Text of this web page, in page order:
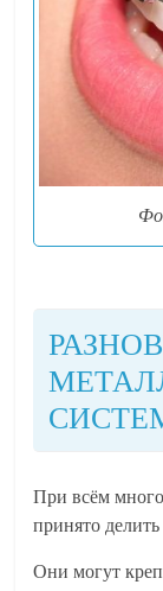
При всём
принято
Они могут